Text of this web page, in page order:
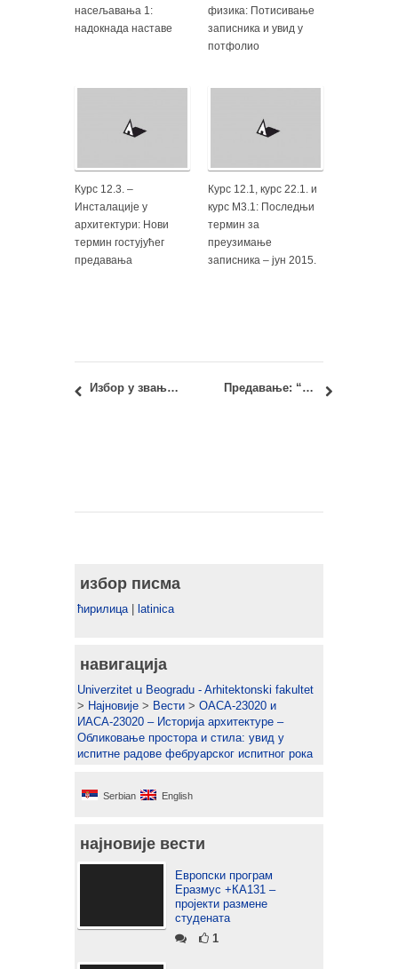
насељавања 1:
надокнада наставе
физика: Потисивање
записника и увид у
потфолио
Курс 12.3. –
Инсталације у
архитектури: Нови
термин гостујућег
предавања
Курс 12.1, курс 22.1. и
курс М3.1: Последњи
термин за
преузимање
записника – јун 2015.
Избор у звање ванредног професора: др Будимир Судимац, дипл.инж.арх. Предавање: “Прилагођавање урбаних подручја климатским променама: примена метода вишекритеријумског одлучивања” – др Петар Вранић
избор писма
ћирилица| latinica
навигација
Univerzitet u Beogradu - Arhitektonski fakultet
> Најновије > Вести > ОАСА-23020 и
ИАСА-23020 – Историја архитектуре –
Обликовање простора и стила: увид у
испитне радове фебруарског испитног рока
Serbian English
најновије вести
Европски програм
Еразмус +КА131 –
пројекти размене
студената
1